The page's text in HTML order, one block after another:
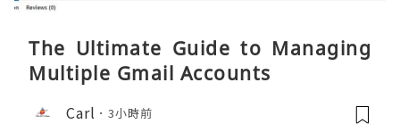
The Ultimate Guide to Managing
Multiple Gmail Accounts
Carl 3小時前